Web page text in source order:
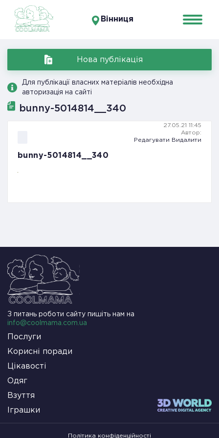
Вінниця
Нова публікація
Для публікації власних матеріалів необхідна
авторизація на сайті
bunny-5014814__340
27.05.21 11:45
Автор:
Редагувати
Видалити
bunny-5014814__340
З питань роботи сайту пишіть нам на
info@coolmama.com.ua
Послуги
Корисні поради
Цікавості
Одяг
Взуття
Іграшки
Політика конфіденційності